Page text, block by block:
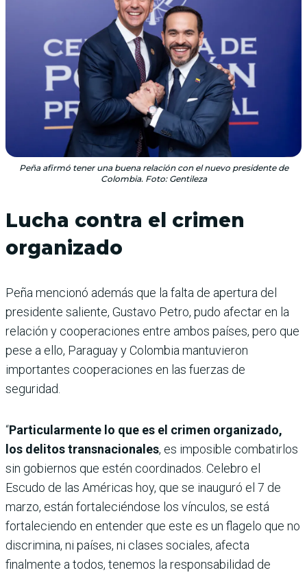
Peña afirmó tener una buena relación con el nuevo presidente de
Colombia. Foto: Gentileza
Lucha contra el crimen
organizado
Peña mencionó además que la falta de apertura del
presidente saliente, Gustavo Petro, pudo afectar en la
relación y cooperaciones entre ambos países, pero que
pese a ello, Paraguay y Colombia mantuvieron
importantes cooperaciones en las fuerzas de
seguridad.
“Particularmente lo que es el crimen organizado,
los delitos transnacionales, es imposible combatirlos
sin gobiernos que estén coordinados. Celebro el
Escudo de las Américas hoy, que se inauguró el 7 de
marzo, están fortaleciéndose los vínculos, se está
fortaleciendo en entender que este es un flagelo que no
discrimina, ni países, ni clases sociales, afecta
finalmente a todos, tenemos la responsabilidad de